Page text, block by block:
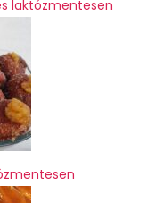
laktózmentesen